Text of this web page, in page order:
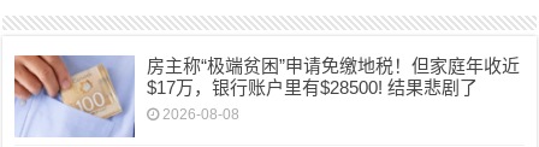
房主称“极端贫困”申请免缴地税！但家庭年收近
$17万，银行账户里有$28500! 结果悲剧了
2026-08-08